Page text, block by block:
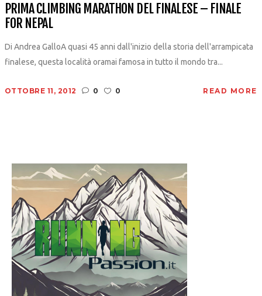
PRIMA CLIMBING MARATHON DEL FINALESE – FINALE
FOR NEPAL
Di Andrea GalloA quasi 45 anni dall'inizio della storia dell'arrampicata
finalese, questa località oramai famosa in tutto il mondo tra...
OTTOBRE 11, 2012 0 0 READ MORE